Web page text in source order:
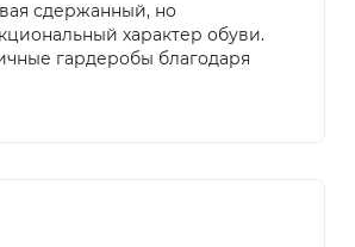
сдержанный, но
характер обуви.
гардеробы благодаря